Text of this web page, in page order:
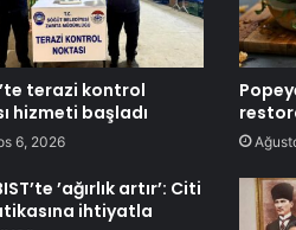
terazi kontrol
hizmeti başladı
6, 2026
’ağırlık artır’: Citi
ihtiyatla